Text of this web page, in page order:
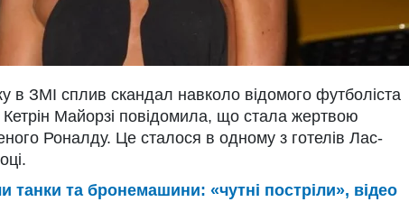
в ЗМІ сплив скандал навколо відомого футболіста
Кетрін Майорзі повідомила, що стала жертвою
Роналду. Це сталося в одному з готелів Лас-
танки та бронемашини: «чутні постріли», відео